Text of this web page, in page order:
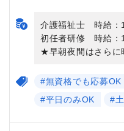
介護福祉士 時給：
初任者研修 時給：
★早朝夜間はさらに
#無資格でも応募OK
#平日のみOK
#